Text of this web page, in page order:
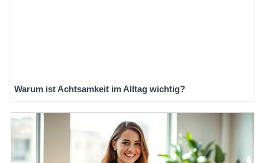
Warum ist Achtsamkeit im Alltag wichtig?